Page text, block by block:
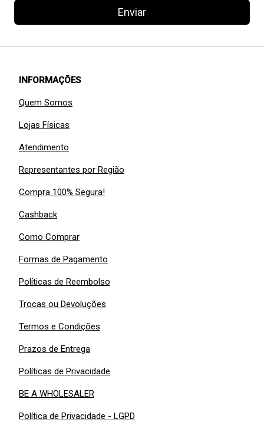
Enviar
INFORMAÇÕES
Quem Somos
Lojas Físicas
Atendimento
Representantes por Região
Compra 100% Segura!
Cashback
Como Comprar
Formas de Pagamento
Políticas de Reembolso
Trocas ou Devoluções
Termos e Condições
Prazos de Entrega
Políticas de Privacidade
BE A WHOLESALER
Política de Privacidade - LGPD